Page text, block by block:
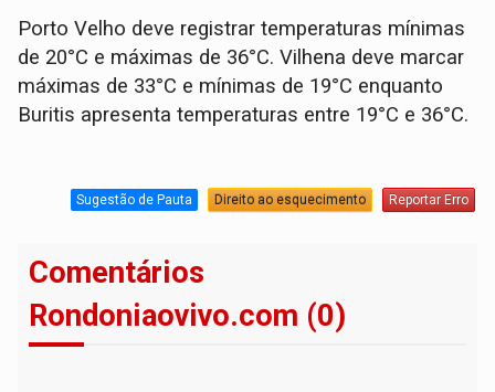
Porto Velho deve registrar temperaturas mínimas
de 20°C e máximas de 36°C. Vilhena deve marcar
máximas de 33°C e mínimas de 19°C enquanto
Buritis apresenta temperaturas entre 19°C e 36°C.
Sugestão de Pauta Direito ao esquecimento Reportar Erro
Comentários
Rondoniaovivo.com (0)